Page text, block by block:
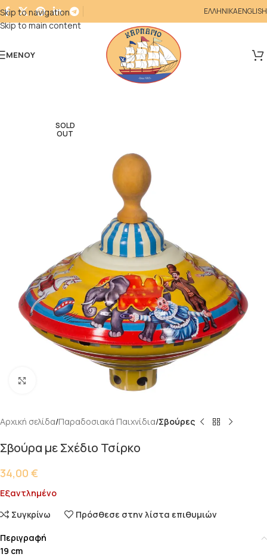
Skip to navigation
Skip to main content
ΕΛΛΗΝΙΚΑENGLISH
ΜΕΝΟΎ
SOLD
OUT
Κάντε κλικ για μεγέθυνση
Αρχική σελίδα Παραδοσιακά Παιχνίδια Σβούρες
Σβούρα με Σχέδιο Τσίρκο
34,00 €
Εξαντλημένο
Συγκρίνω
Πρόσθεσε στην λίστα επιθυμιών
Περιγραφή
19 cm